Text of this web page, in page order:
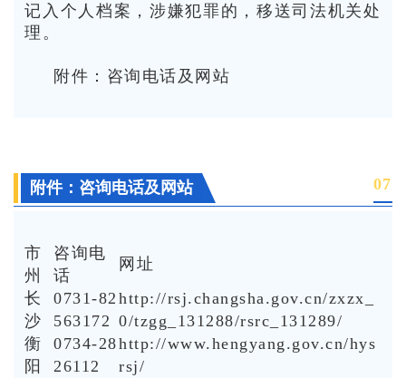
记入个人档案，涉嫌犯罪的，移送司法机关处
理。
附件：咨询电话及网站
附件：咨询电话及网站 07
市
州
咨询电
话
网址
长
沙
0731-82
563172
http://rsj.changsha.gov.cn/zxzx_
0/tzgg_131288/rsrc_131289/
衡
阳
0734-28
26112
http://www.hengyang.gov.cn/hys
rsj/